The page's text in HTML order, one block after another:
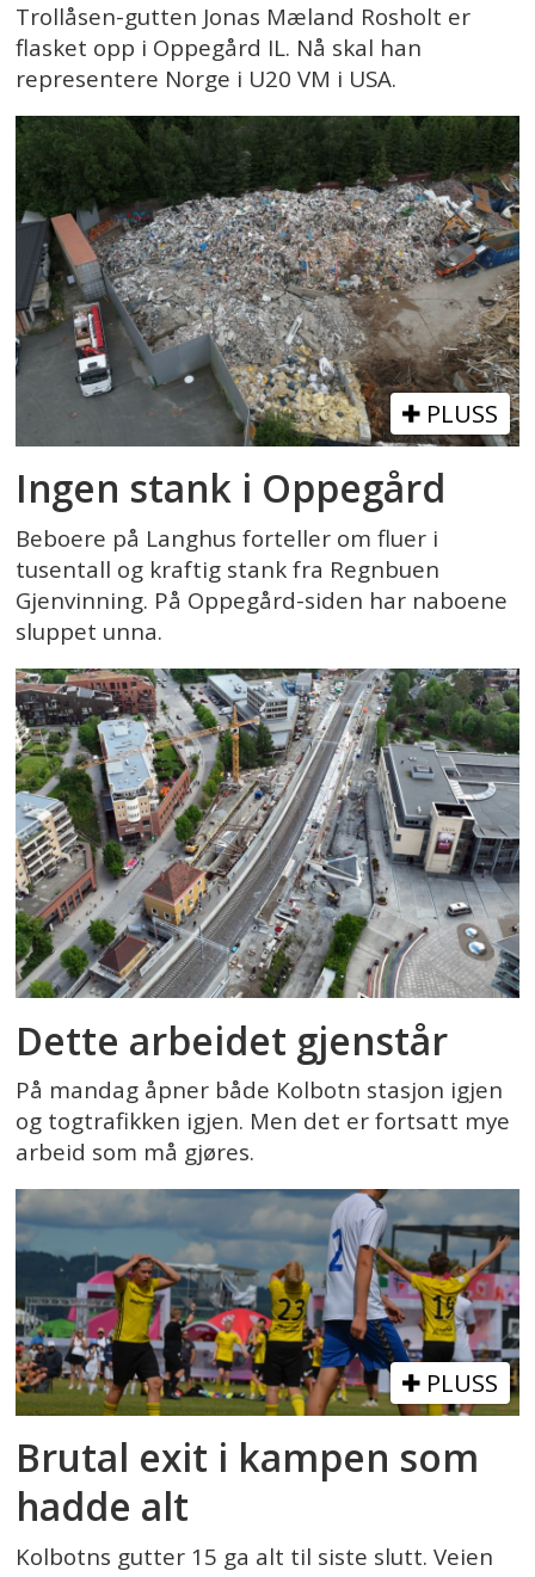
Trollåsen-gutten Jonas Mæland Rosholt er
flasket opp i Oppegård IL. Nå skal han
representere Norge i U20 VM i USA.
PLUSS
Ingen stank i Oppegård
Beboere på Langhus forteller om fluer i
tusentall og kraftig stank fra Regnbuen
Gjenvinning. På Oppegård-siden har naboene
sluppet unna.
Dette arbeidet gjenstår
På mandag åpner både Kolbotn stasjon igjen
og togtrafikken igjen. Men det er fortsatt mye
arbeid som må gjøres.
PLUSS
Brutal exit i kampen som
hadde alt
Kolbotns gutter 15 ga alt til siste slutt. Veien